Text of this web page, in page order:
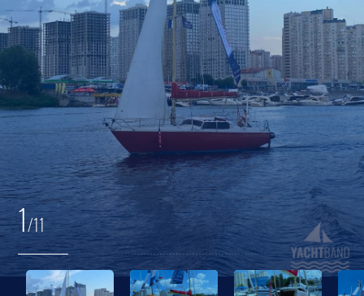
Яхты парусные
Яхты моторные
Яхты парусные
Яхты моторные
Сапбординг
Подарочный сертификат
1/11